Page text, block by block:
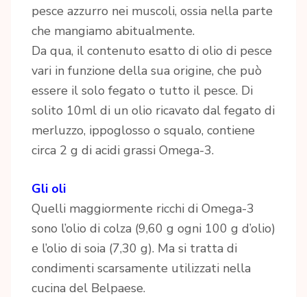
pesce azzurro nei muscoli, ossia nella parte
che mangiamo abitualmente.
Da qua, il contenuto esatto di olio di pesce
vari in funzione della sua origine, che può
essere il solo fegato o tutto il pesce. Di
solito 10ml di un olio ricavato dal fegato di
merluzzo, ippoglosso o squalo, contiene
circa 2 g di acidi grassi Omega-3.
Gli oli
Quelli maggiormente ricchi di Omega-3
sono l’olio di colza (9,60 g ogni 100 g d’olio)
e l’olio di soia (7,30 g). Ma si tratta di
condimenti scarsamente utilizzati nella
cucina del Belpaese.